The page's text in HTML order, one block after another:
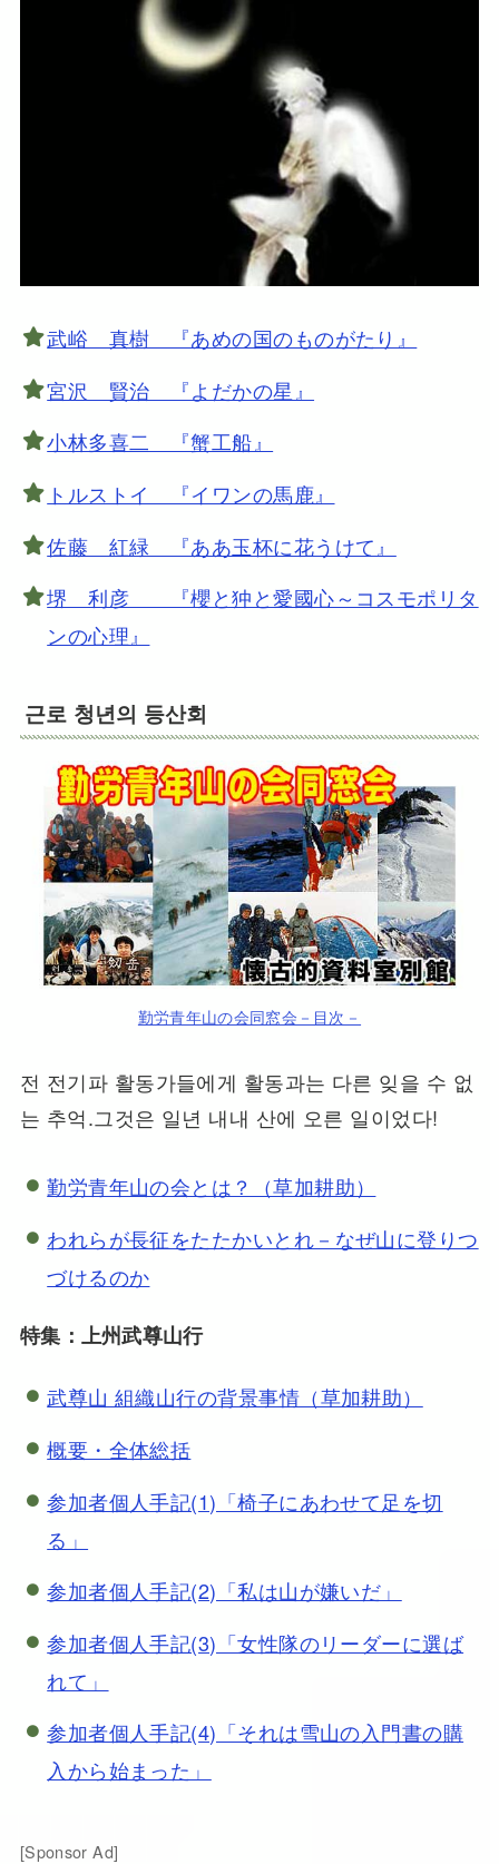
武峪 真樹 『あめの国のものがたり』
宮沢 賢治 『よだかの星』
小林多喜二 『蟹工船』
トルストイ 『イワンの馬鹿』
佐藤 紅緑 『ああ玉杯に花うけて』
堺 利彦 『櫻と狆と愛國心～コスモポリタ
ンの心理』
근로 청년의 등산회
勤労青年山の会同窓会－目次－
전 전기파 활동가들에게 활동과는 다른 잊을 수 없
는 추억.그것은 일년 내내 산에 오른 일이었다!
勤労青年山の会とは？（草加耕助）
われらが長征をたたかいとれ－なぜ山に登りつ
づけるのか
特集：上州武尊山行
武尊山 組織山行の背景事情（草加耕助）
概要・全体総括
参加者個人手記(1)「椅子にあわせて足を切
る」
参加者個人手記(2)「私は山が嫌いだ」
参加者個人手記(3)「女性隊のリーダーに選ば
れて」
参加者個人手記(4)「それは雪山の入門書の購
入から始まった」
[Sponsor Ad]